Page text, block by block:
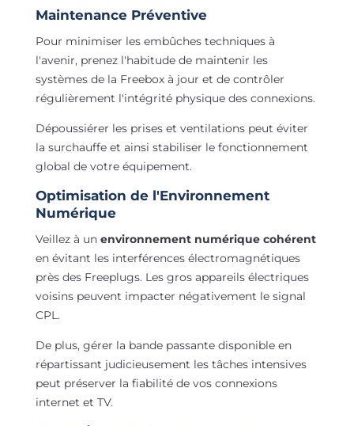
Maintenance Préventive
Pour minimiser les embûches techniques à
l'avenir, prenez l'habitude de maintenir les
systèmes de la Freebox à jour et de contrôler
régulièrement l'intégrité physique des connexions.
Dépoussiérer les prises et ventilations peut éviter
la surchauffe et ainsi stabiliser le fonctionnement
global de votre équipement.
Optimisation de l'Environnement
Numérique
Veillez à un environnement numérique cohérent
en évitant les interférences électromagnétiques
près des Freeplugs. Les gros appareils électriques
voisins peuvent impacter négativement le signal
CPL.
De plus, gérer la bande passante disponible en
répartissant judicieusement les tâches intensives
peut préserver la fiabilité de vos connexions
internet et TV.